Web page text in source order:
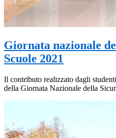
Giornata nazionale
Scuole 2021
Il contributo realizzato dagli
della Giornata Nazionale della